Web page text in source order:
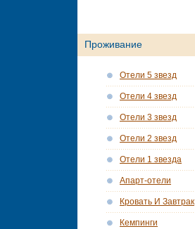
Проживание
Отели 5 звезд
Отели 4 звезд
Отели 3 звезд
Отели 2 звезд
Отели 1 звезда
Апарт-отели
Кровать И Завтрак
Кемпинги